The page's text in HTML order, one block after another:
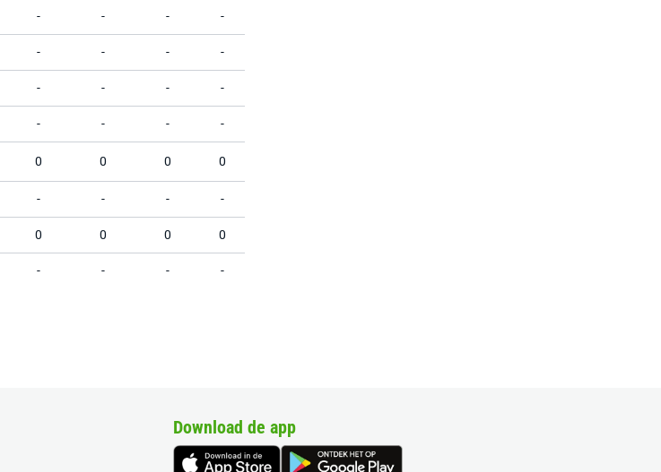
- - - -
- - - -
- - - -
- - - -
0 0 0 0
- - - -
0 0 0 0
- - - -
Download de app